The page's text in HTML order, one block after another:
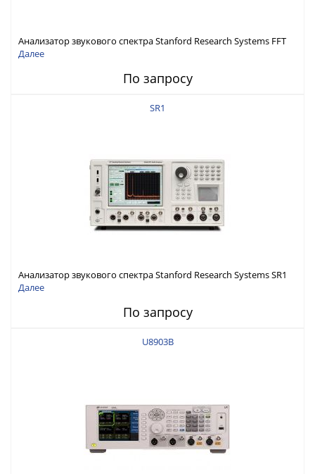
Анализатор звукового спектра Stanford Research Systems FFT
SR770
Далее
По запросу
SR1
Анализатор звукового спектра Stanford Research Systems SR1
Далее
По запросу
U8903B